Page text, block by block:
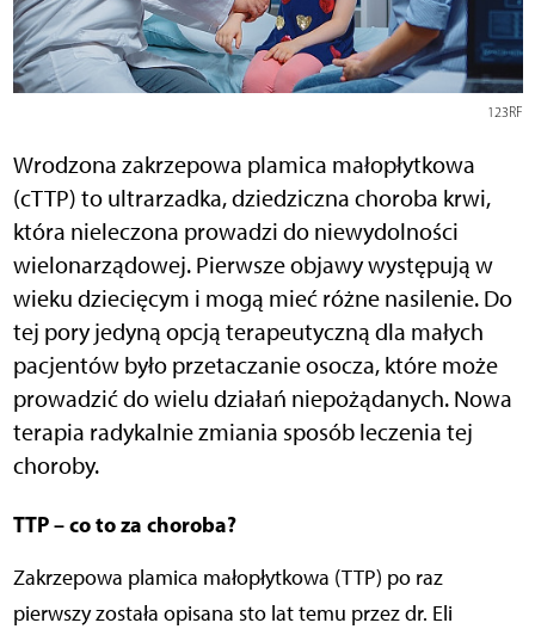
123RF
Wrodzona zakrzepowa plamica małopłytkowa
(cTTP) to ultrarzadka, dziedziczna choroba krwi,
która nieleczona prowadzi do niewydolności
wielonarządowej. Pierwsze objawy występują w
wieku dziecięcym i mogą mieć różne nasilenie. Do
tej pory jedyną opcją terapeutyczną dla małych
pacjentów było przetaczanie osocza, które może
prowadzić do wielu działań niepożądanych. Nowa
terapia radykalnie zmiania sposób leczenia tej
choroby.
TTP – co to za choroba?
Zakrzepowa plamica małopłytkowa (TTP) po raz
pierwszy została opisana sto lat temu przez dr. Eli